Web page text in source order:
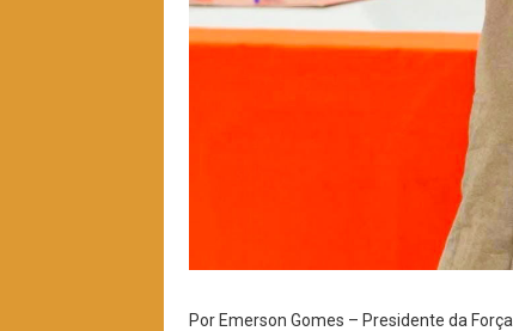
Por Emerson Gomes – Presidente da